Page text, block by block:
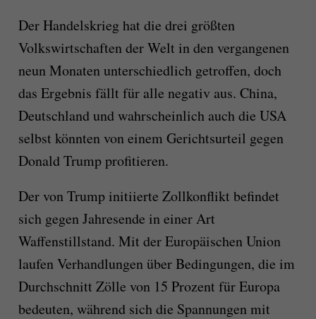
Der Handelskrieg hat die drei größten
Volkswirtschaften der Welt in den vergangenen
neun Monaten unterschiedlich getroffen, doch
das Ergebnis fällt für alle negativ aus. China,
Deutschland und wahrscheinlich auch die USA
selbst könnten von einem Gerichtsurteil gegen
Donald Trump profitieren.
Der von Trump initiierte Zollkonflikt befindet
sich gegen Jahresende in einer Art
Waffenstillstand. Mit der Europäischen Union
laufen Verhandlungen über Bedingungen, die im
Durchschnitt Zölle von 15 Prozent für Europa
bedeuten, während sich die Spannungen mit